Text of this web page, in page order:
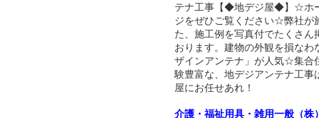
テナ工事【◆地デジ屋◆】☆ホ
ジをぜひご覧ください☆弊社が
た、施工例を写真付でたくさん
おります。建物の外観を損なわ
ザインアンテナ」が人気☆集合
験豊富な、地デジアンテナ工事
屋にお任せあれ！
介護・福祉用具・雑用一般（株